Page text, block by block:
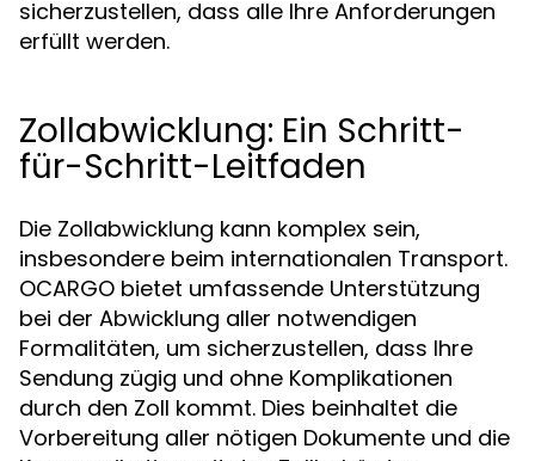
sicherzustellen, dass alle Ihre Anforderungen
erfüllt werden.
Zollabwicklung: Ein Schritt-
für-Schritt-Leitfaden
Die Zollabwicklung kann komplex sein,
insbesondere beim internationalen Transport.
OCARGO bietet umfassende Unterstützung
bei der Abwicklung aller notwendigen
Formalitäten, um sicherzustellen, dass Ihre
Sendung zügig und ohne Komplikationen
durch den Zoll kommt. Dies beinhaltet die
Vorbereitung aller nötigen Dokumente und die